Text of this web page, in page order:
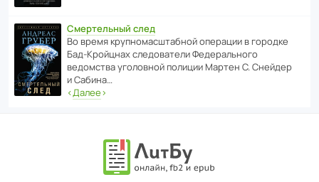
Смертельный след
Во время круп­но­мас­ш­та­бной операции в городке
Бад‑Крой­цнах следо­ва­тели Феде­раль­ного
ведомства уголо­вной полиции Мартен С. Снейдер
и Сабина…
‹Далее›